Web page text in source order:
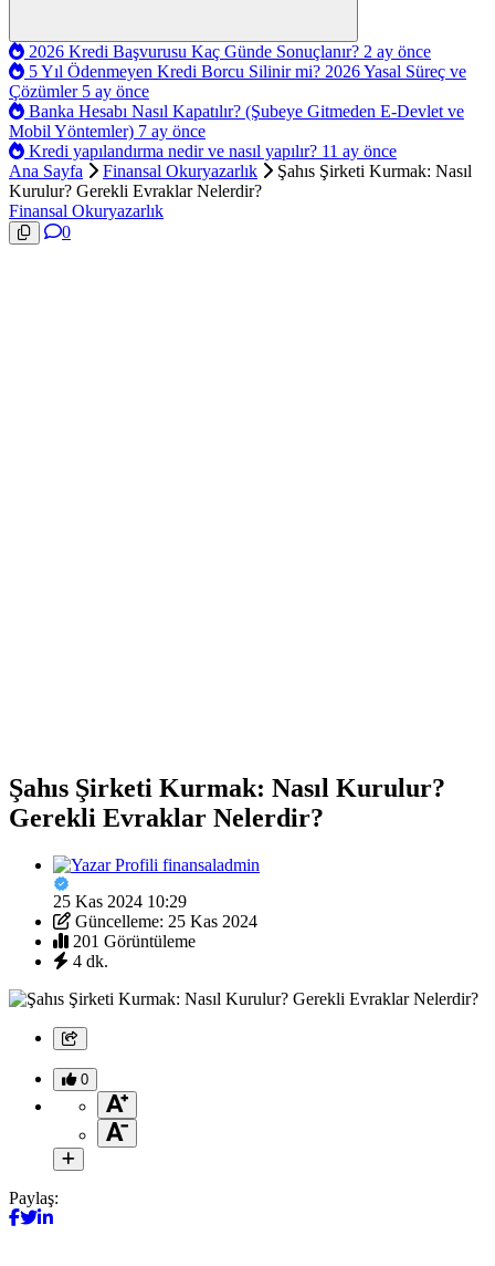
2026 Kredi Başvurusu Kaç Günde Sonuçlanır? 2 ay önce
5 Yıl Ödenmeyen Kredi Borcu Silinir mi? 2026 Yasal Süreç ve
Çözümler 5 ay önce
Banka Hesabı Nasıl Kapatılır? (Şubeye Gitmeden E-Devlet ve
Mobil Yöntemler) 7 ay önce
Kredi yapılandırma nedir ve nasıl yapılır? 11 ay önce
Ana Sayfa
Finansal Okuryazarlık
Şahıs Şirketi Kurmak: Nasıl
Kurulur? Gerekli Evraklar Nelerdir?
Finansal Okuryazarlık
0
Şahıs Şirketi Kurmak: Nasıl Kurulur?
Gerekli Evraklar Nelerdir?
finansaladmin
25 Kas 2024 10:29
Güncelleme: 25 Kas 2024
201 Görüntüleme
4 dk.
0
Paylaş: